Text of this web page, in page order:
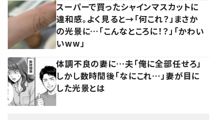
スーパーで買ったシャインマスカットに
違和感。よく見ると→「何これ？」まさか
の光景に…「こんなところに！？」「かわい
いww」
体調不良の妻に…夫「俺に全部任せろ」
しかし数時間後「なにこれ…」妻が目に
した光景とは